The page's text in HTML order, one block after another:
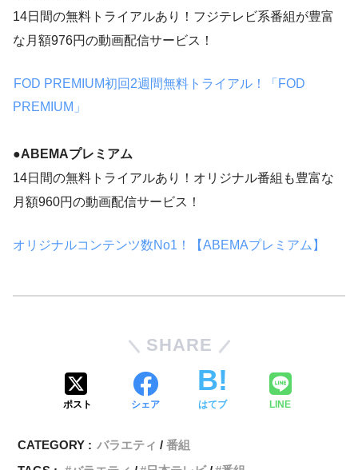
14日間の無料トライアルあり！フジテレビ系番組が豊富
な月額976円の動画配信サービス！
FOD PREMIUM初回2週間無料トライアル！「FOD
PREMIUM」
●ABEMAプレミアム
14日間の無料トライアルあり！オリジナル番組も豊富な
月額960円の動画配信サービス！
オリジナルコンテンツ数No1！【ABEMAプレミアム】
SHARE
ポスト シェア はてブ LINE
CATEGORY : バラエティ
番組